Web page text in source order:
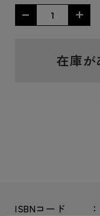
在庫が
ISBNコード